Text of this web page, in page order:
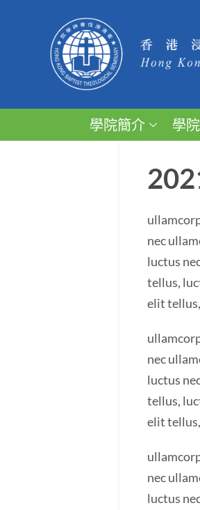
學院簡介 學
nec
luctus
tellus,
elit
nec
luctus
tellus,
elit
nec
luctus